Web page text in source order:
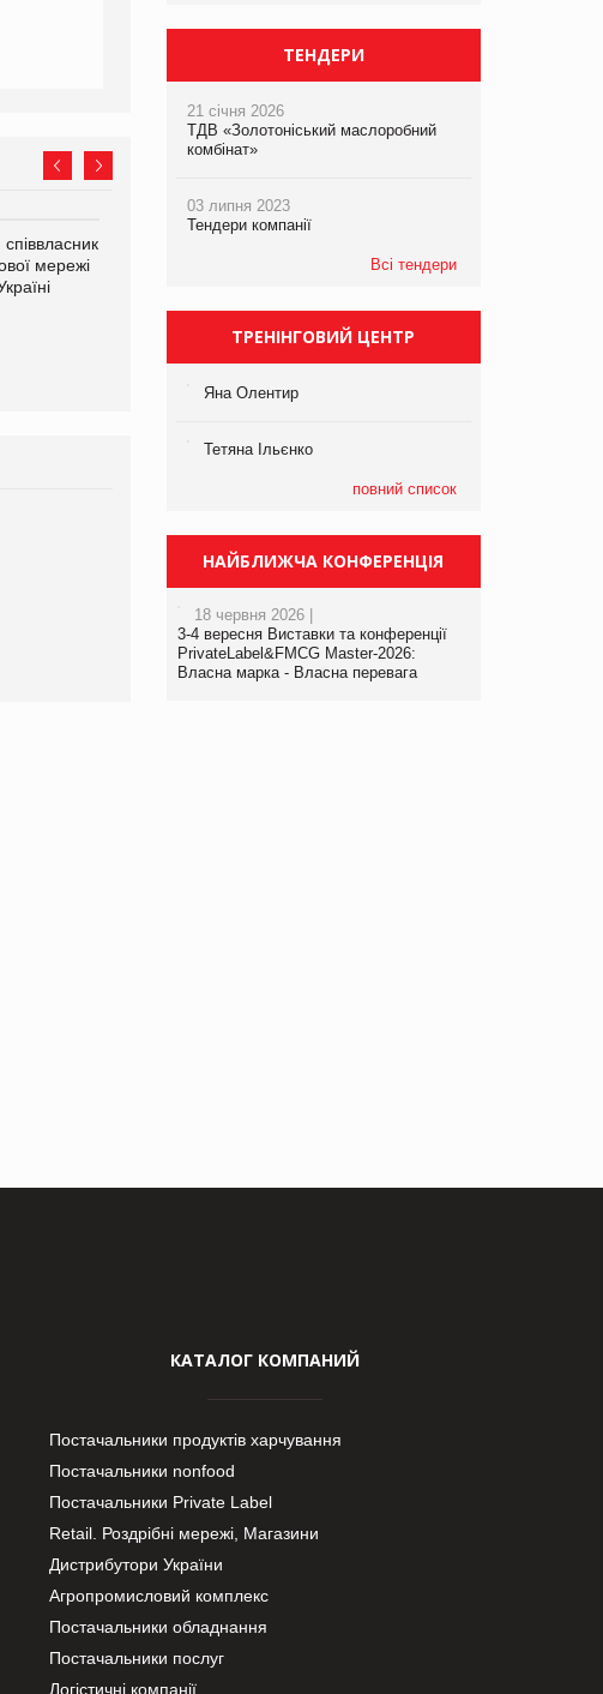
мережі
виробництва
компанії «УкраМарин»
Брагина Людмила
Просування компанії на
www.trademaster.ua.
правила. Особливості.
ТЕНДЕРИ
21 січня 2026
ТДВ «Золотоніський маслоробний
комбінат»
03 липня 2023
Тендери компанії
Всі тендери
ТРЕНІНГОВИЙ ЦЕНТР
Яна Олентир
Тетяна Ільєнко
повний список
НАЙБЛИЖЧА КОНФЕРЕНЦІЯ
18 червня 2026 |
3-4 вересня Виставки та конференції
PrivateLabel&FMCG Master-2026:
Власна марка - Власна перевага
КАТАЛОГ КОМПАНИЙ
Постачальники продуктів харчування
Постачальники nonfood
Постачальники Private Label
Retail. Роздрібні мережі, Магазини
Дистрибутори України
Агропромисловий комплекс
Постачальники обладнання
Постачальники послуг
Логістичні компанії